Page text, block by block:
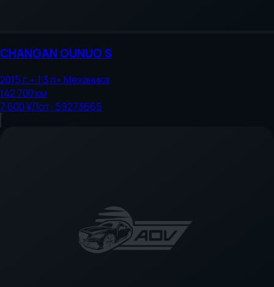
CHANGAN OUNUO S
2015г.• 1.3л• Механика
142 700км
7 600 ¥Лот: 59273665